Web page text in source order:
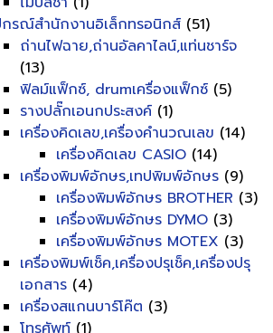
รณ์สำนักงานอิเล็กทรอนิกส์ (51)
ถ่านไฟฉาย,ถ่านอัลคาไลน์,แท่นชาร์จ
(13)
ฟิลม์แฟ็กซ์, drumเครื่องแฟ็กซ์ (5)
รางปลั๊กเอนกประสงค์ (1)
เครื่องคิดเลข,เครื่องคำนวณเลข (14)
เครื่องคิดเลข CASIO (14)
เครื่องพิมพ์อักษร,เทปพิมพ์อักษร (9)
เครื่องพิมพ์อักษร BROTHER (3)
เครื่องพิมพ์อักษร DYMO (3)
เครื่องพิมพ์อักษร MOTEX (3)
เครื่องพิมพ์เช็ค,เครื่องปรุเช็ค,เครื่องปรุ
เอกสาร (4)
เครื่องสแกนบาร์โค๊ต (3)
โทรศัพท์ (1)